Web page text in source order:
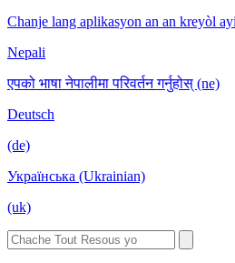
Chanje lang aplikasyon an an kreyòl
Nepali
एपको भाषा नेपालीमा परिवर्तन गर्नुहोस् (ne)
Deutsch
(de)
Українська (Ukrainian)
(uk)